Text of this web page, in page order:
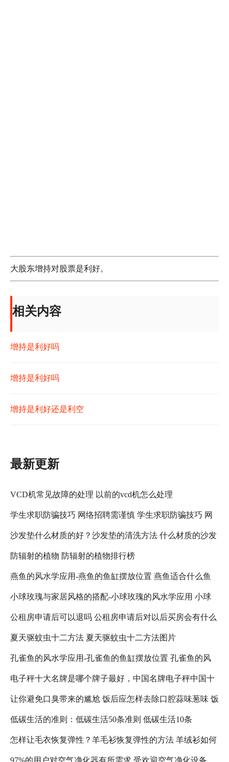
大股东增持对股票是利好。
相关内容
增持是利好吗
增持是利好吗
增持是利好还是利空
最新更新
VCD机常见故障的处理 以前的vcd机怎么处理
学生求职防骗技巧 网络招聘需谨慎 学生求职防骗技巧 网
络招聘需注意什么
沙发垫什么材质的好？沙发垫的清洗方法 什么材质的沙发
垫比较好
防辐射的植物 防辐射的植物排行榜
燕鱼的风水学应用-燕鱼的鱼缸摆放位置 燕鱼适合什么鱼
缸
小球玫瑰与家居风格的搭配-小球玫瑰的风水学应用 小球
玫瑰怎么养更好看
公租房申请后可以退吗 公租房申请后对以后买房会有什么
影响吗 公租房退租以后,还可以在申请吗?
夏天驱蚊虫十二方法 夏天驱蚊虫十二方法图片
孔雀鱼的风水学应用-孔雀鱼的鱼缸摆放位置 孔雀鱼的风
水禁忌
电子秤十大名牌是哪个牌子最好，中国名牌电子秤中国十
大名牌电子秤 人体电子秤十大名牌是哪个牌子最好
让你避免口臭带来的尴尬 饭后应怎样去除口腔蒜味葱味 饭
后口臭减轻
低碳生活的准则：低碳生活50条准则 低碳生活10条
怎样让毛衣恢复弹性？羊毛衫恢复弹性的方法 羊绒衫如何
97%的用户对空气净化器有所需求 受欢迎空气净化设备